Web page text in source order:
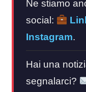
Ne stiamo
social:
Instagram.
Hai una
segnalarci?